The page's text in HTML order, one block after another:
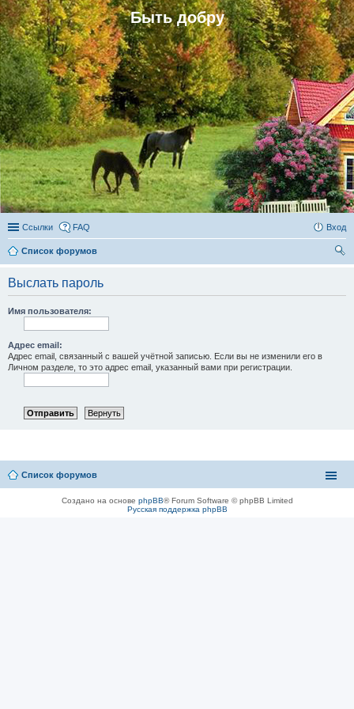
Быть добру
Ссылки FAQ Вход
Список форумов
Выслать пароль
Имя пользователя:
Адрес email:
Адрес email, связанный с вашей учётной записью. Если вы не изменили его в
Личном разделе, то это адрес email, указанный вами при регистрации.
Список форумов
Создано на основе phpBB® Forum Software © phpBB Limited
Русская поддержка phpBB